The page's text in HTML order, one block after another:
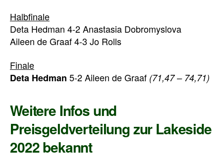
Halbfinale
Deta Hedman 4-2 Anastasia Dobromyslova
Aileen de Graaf 4-3 Jo Rolls
Finale
Deta Hedman 5-2 Aileen de Graaf (71,47 – 74,71)
Weitere Infos und
Preisgeldverteilung zur Lakeside
2022 bekannt